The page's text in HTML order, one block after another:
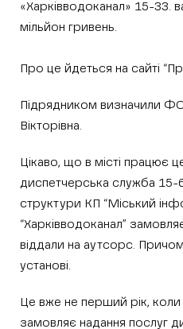
«Харківводоканал» 15-33.
мільйон гривень.
Про це йдеться на сайті
Підрядником визначили
Вікторівна.
Цікаво, що в місті працює
диспетчерська служба 15-
структури КП “Міський
“Харківводоканал”
віддали на аутсорс.
установі.
Це вже не перший рік, коли
замовляє надання послуг